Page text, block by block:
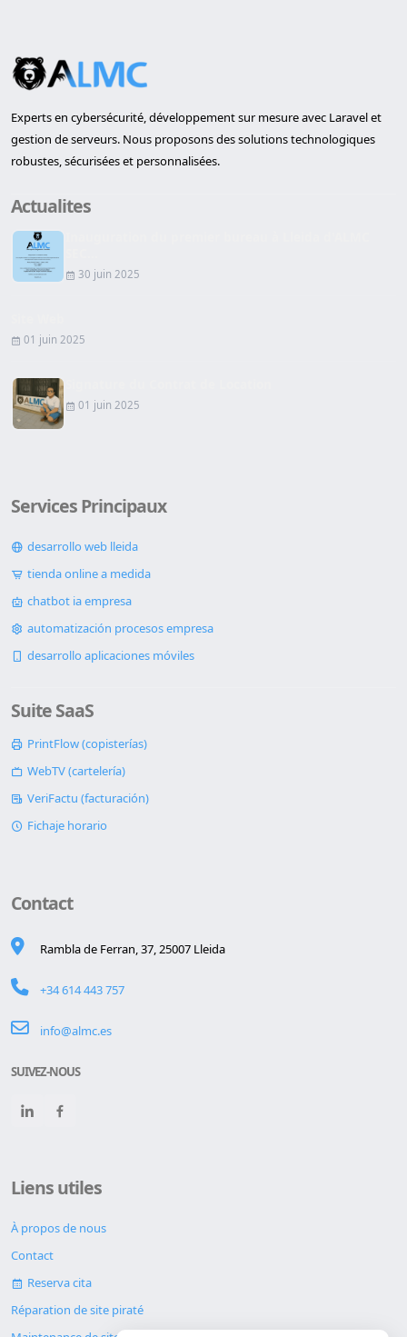
Experts en cybersécurité, développement sur mesure avec Laravel et
gestion de serveurs. Nous proposons des solutions technologiques
robustes, sécurisées et personnalisées.
Actualites
30 juin 2025
01 juin 2025
01 juin 2025
Services Principaux
desarrollo web lleida
tienda online a medida
chatbot ia empresa
automatización procesos empresa
desarrollo aplicaciones móviles
Suite SaaS
PrintFlow (copisterías)
WebTV (cartelería)
VeriFactu (facturación)
Fichaje horario
Contact
Rambla de Ferran, 37, 25007 Lleida
+34 614 443 757
info@almc.es
SUIVEZ-NOUS
Liens utiles
À propos de nous
Contact
Reserva cita
Réparation de site piraté